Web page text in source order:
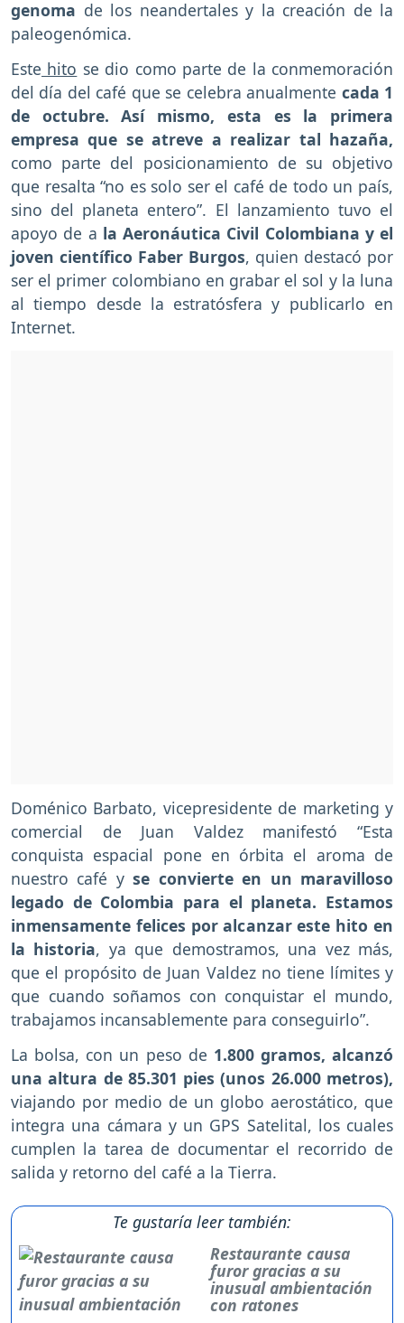
genoma de los neandertales y la creación de la
paleogenómica.
Este hito se dio como parte de la conmemoración
del día del café que se celebra anualmente cada 1
de octubre. Así mismo, esta es la primera
empresa que se atreve a realizar tal hazaña,
como parte del posicionamiento de su objetivo
que resalta “no es solo ser el café de todo un país,
sino del planeta entero”. El lanzamiento tuvo el
apoyo de a la Aeronáutica Civil Colombiana y el
joven científico Faber Burgos, quien destacó por
ser el primer colombiano en grabar el sol y la luna
al tiempo desde la estratósfera y publicarlo en
Internet.
Doménico Barbato, vicepresidente de marketing y
comercial de Juan Valdez manifestó “Esta
conquista espacial pone en órbita el aroma de
nuestro café yse convierte en un maravilloso
legado de Colombia para el planeta. Estamos
inmensamente felices por alcanzar este hito en
la historia, ya que demostramos, una vez más,
que el propósito de Juan Valdez no tiene límites y
que cuando soñamos con conquistar el mundo,
trabajamos incansablemente para conseguirlo”.
La bolsa, con un peso de 1.800 gramos, alcanzó
una altura de 85.301 pies (unos 26.000 metros),
viajando por medio de un globo aerostático, que
integra una cámara y un GPS Satelital, los cuales
cumplen la tarea de documentar el recorrido de
salida y retorno del café a la Tierra.
Te gustaría leer también:
Restaurante causa
furor gracias a su
inusual ambientación
con ratones